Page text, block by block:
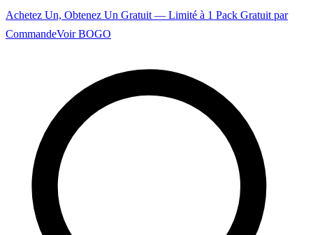
Achetez Un, Obtenez Un Gratuit — Limité à 1 Pack Gratuit par
CommandeVoir BOGO